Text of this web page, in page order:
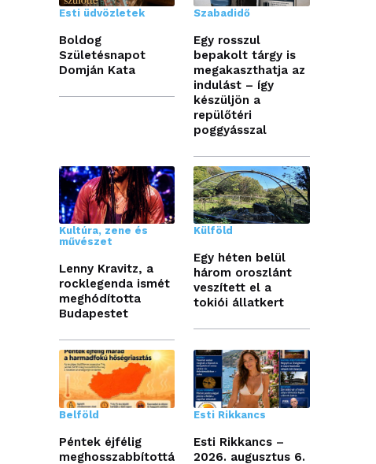
Esti üdvözletek
Boldog
Születésnapot
Domján Kata
Szabadidő
Egy rosszul
bepakolt tárgy is
megakaszthatja az
indulást – így
készüljön a
repülőtéri
poggyásszal
Kultúra, zene és
művészet
Lenny Kravitz, a
rocklegenda ismét
meghódította
Budapestet
Külföld
Egy héten belül
három oroszlánt
veszített el a
tokiói állatkert
Belföld
Péntek éjfélig
meghosszabbítottá
Esti Rikkancs
Esti Rikkancs –
2026. augusztus 6.